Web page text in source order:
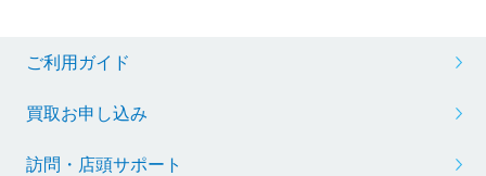
ご利用ガイド
買取お申し込み
訪問・店頭サポート